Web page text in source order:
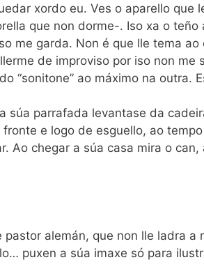
xordo eu. Ves o aparello que
que non dorme-. Iso xa o teño
me garda. Non é que lle tema
de improviso por iso non me
“sonitone” ao máximo na outra.
súa parrafada levantase da
e logo de esguello, ao
Ao chegar a súa casa mira o
pastor alemán, que non lle ladra a
puxen a súa imaxe só para